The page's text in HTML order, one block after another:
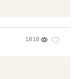
1818